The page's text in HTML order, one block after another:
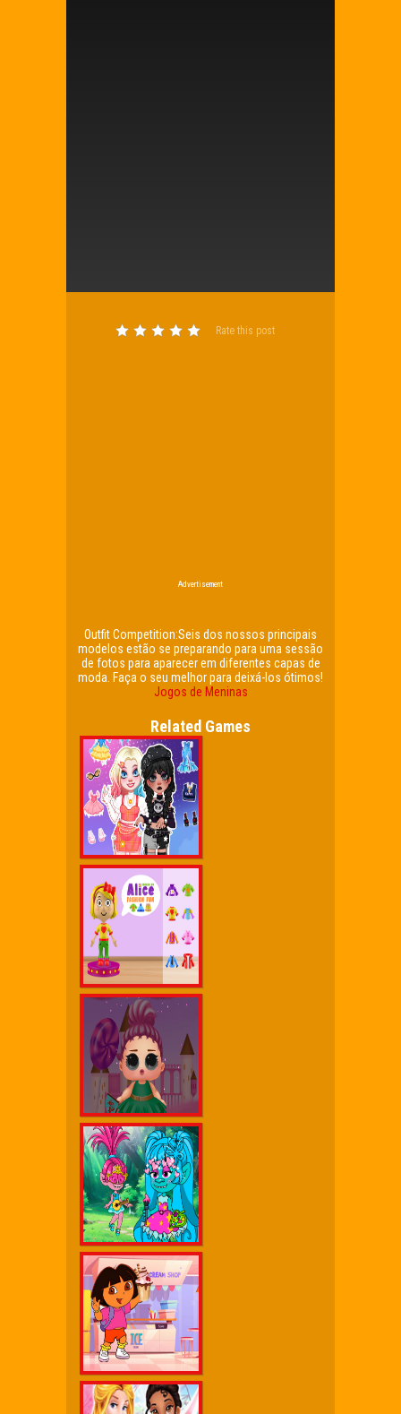
Rate this post
Advertisement
Outfit Competition:Seis dos nossos principais
modelos estão se preparando para uma sessão
de fotos para aparecer em diferentes capas de
moda. Faça o seu melhor para deixá-los ótimos!
Jogos de Meninas
Related Games